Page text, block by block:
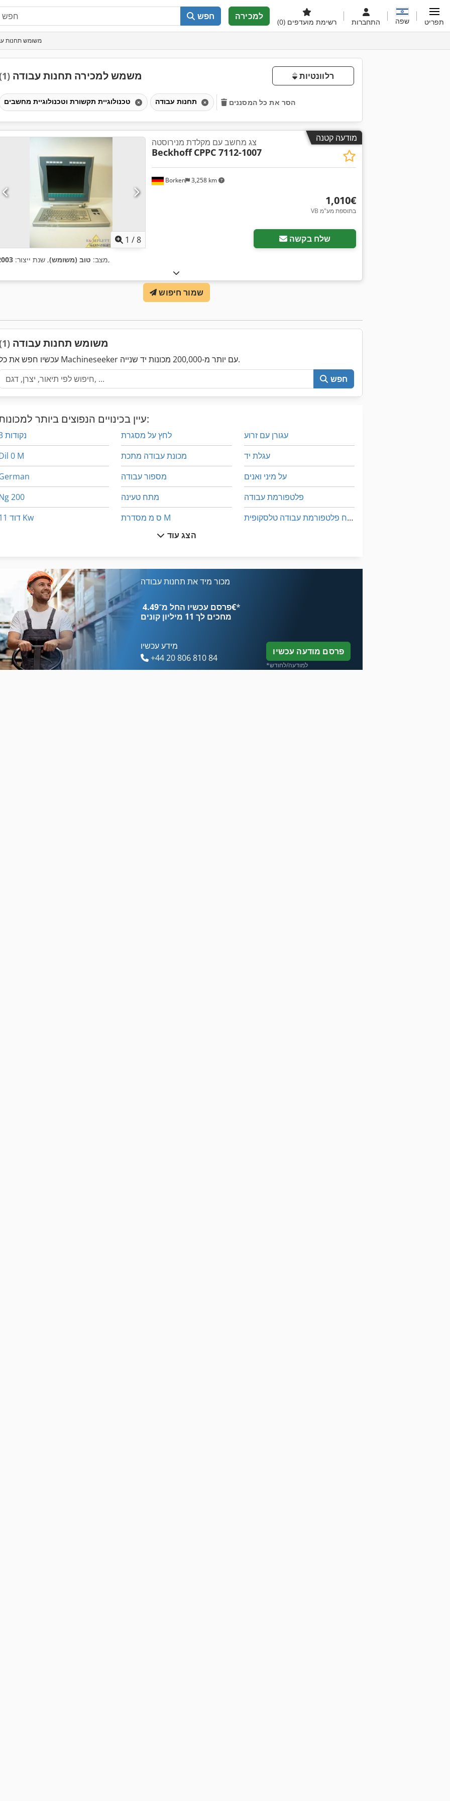
חפש למכירה
רשימת מועדפים (0) התחברות שפה תפריט
משומש תחנות
משמש למכירה תחנות עבודה (1) רלוונטיות
הסר את כל המסננים
מודעה קטנה
1 /8
Borken 3,258 km
צג מחשב עם מקלדת מנירוסטה
Beckhoff CPPC 7112-1007
‏1,010 ‏€
VB בתוספת מע"מ
שלח בקשה
מצב: טוב (משומש), שנת ייצור: ,
שמור חיפוש
משומש תחנות עבודה (1)
עכשיו חפש את כל Machineseeker עם יותר מ-200,000 מכונות יד שנייה.
חפש
עיין בכינויים הנפוצים ביותר למכונות:
3 נקודות
0 M
200
דוד 11 Kw
חד קרן קטן 3
טבלת עבודה
לחץ על מסגרת
מכונת עבודה מתכת
מספור עבודה
מתח טעינה
ס מ מסדרת M
עבודה המלתחה
עבודה סל
עבודה פלך
עגורן עם זרוע
עגלת יד
על מיני ואנים
פלטפורמת עבודה
שנוסח פלטפורמת עבודה טלסקופית
הצג עוד
מכור מיד את תחנות עבודה
פרסם עכשיו החל מ־‏4.49 ‏€*
מחכים לך 11 מיליון קונים
מידע עכשיו
+44 20 806 810 84
פרסם מודעה עכשיו
*למודעה/לחודש